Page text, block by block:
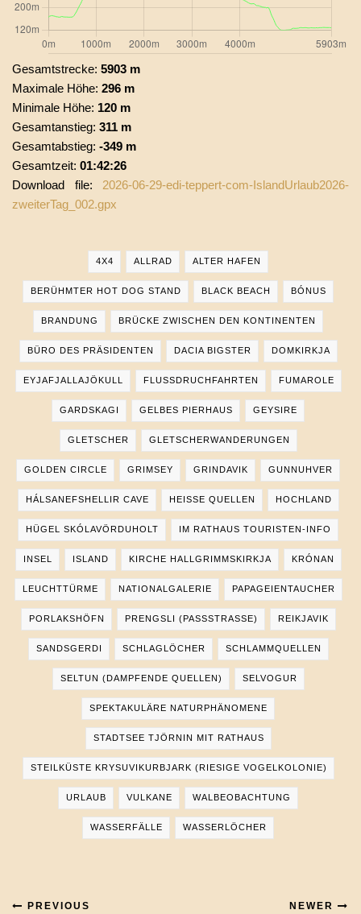
Gesamtstrecke: 5903 m
Maximale Höhe: 296 m
Minimale Höhe: 120 m
Gesamtanstieg: 311 m
Gesamtabstieg: -349 m
Gesamtzeit: 01:42:26
Download file: 2026-06-29-edi-teppert-com-IslandUrlaub2026-
zweiterTag_002.gpx
4X4 ALLRAD ALTER HAFEN
BERÜHMTER HOT DOG STAND BLACK BEACH BÓNUS
BRANDUNG BRÜCKE ZWISCHEN DEN KONTINENTEN
BÜRO DES PRÄSIDENTEN DACIA BIGSTER DOMKIRKJA
EYJAFJALLAJÖKULL FLUSSDRUCHFAHRTEN FUMAROLE
GARDSKAGI GELBES PIERHAUS GEYSIRE
GLETSCHER GLETSCHERWANDERUNGEN
GOLDEN CIRCLE GRIMSEY GRINDAVIK GUNNUHVER
HÁLSANEFSHELLIR CAVE HEISSE QUELLEN HOCHLAND
HÜGEL SKÓLAVÖRDUHOLT IM RATHAUS TOURISTEN-INFO
INSEL ISLAND KIRCHE HALLGRIMMSKIRKJA KRÓNAN
LEUCHTTÜRME NATIONALGALERIE PAPAGEIENTAUCHER
PORLAKSHÖFN PRENGSLI (PASSSTRASSE) REIKJAVIK
SANDSGERDI SCHLAGLÖCHER SCHLAMMQUELLEN
SELTUN (DAMPFENDE QUELLEN) SELVOGUR
SPEKTAKULÄRE NATURPHÄNOMENE
STADTSEE TJÖRNIN MIT RATHAUS
STEILKÜSTE KRYSUVIKURBJARK (RIESIGE VOGELKOLONIE)
URLAUB VULKANE WALBEOBACHTUNG
WASSERFÄLLE WASSERLÖCHER
PREVIOUS NEWER